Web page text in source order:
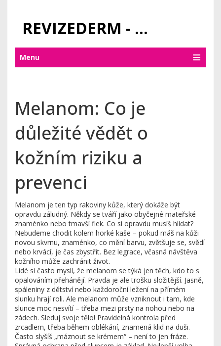
REVIZEDERM - PÉČE O KŮŽI A KOSMETIKA
Menu
Melanom: Co je
důležité vědět o
kožním riziku a
prevenci
Melanom je ten typ rakoviny kůže, který dokáže být
opravdu záludný. Někdy se tváří jako obyčejné mateřské
znaménko nebo tmavší flek. Co si opravdu musíš hlídat?
Nebudeme chodit kolem horké kaše – pokud máš na kůži
novou skvrnu, znaménko, co mění barvu, zvětšuje se, svědí
nebo krvácí, je čas zbystřit. Bez legrace, včasná návštěva
kožního může zachránit život.
Lidé si často myslí, že melanom se týká jen těch, kdo to s
opalováním přehánějí. Pravda je ale trošku složitější. Jasně,
spáleniny z dětství nebo každoroční ležení na přímém
slunku hrají roli. Ale melanom může vzniknout i tam, kde
slunce moc nesvítí – třeba mezi prsty na nohou nebo na
zádech. Sleduj svoje tělo! Pravidelná kontrola před
zrcadlem, třeba během oblékání, znamená klid na duši.
Často slyšíš „máznout se krémem“ – není to jen fráze.